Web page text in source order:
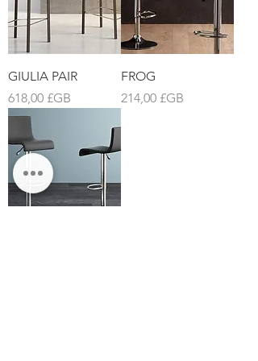
GIULIA PAIR
Prix
618,00 £GB
FROG
Prix
214,00 £GB